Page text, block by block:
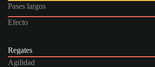
Pases largos
Efecto
Regates
Agilidad